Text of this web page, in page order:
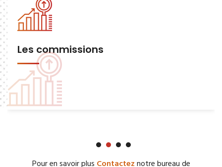
Les commissions
Pour en savoir plus Contacteznotre bureau de